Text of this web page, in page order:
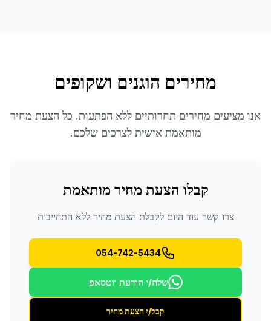
מחירים הוגנים ושקופים
אנו מציעים מחירים תחרותיים ללא הפתעות. כל הצעת מחיר
מותאמת אישית לצרכים שלכם.
קבלו הצעת מחיר מותאמת
צרו קשר עוד היום לקבלת הצעת מחיר ללא התחייבות
054-742-5434
שלח/י הודעת ווטסאפ
קבל/י הצעת מחיר